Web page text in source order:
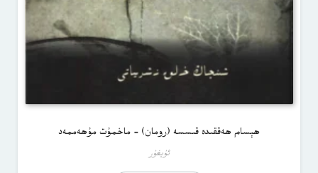
ھېسام ھەققىدە قىسسە (رومان) – ماخمۇت مۇھەممەد
ئۇيغۇر